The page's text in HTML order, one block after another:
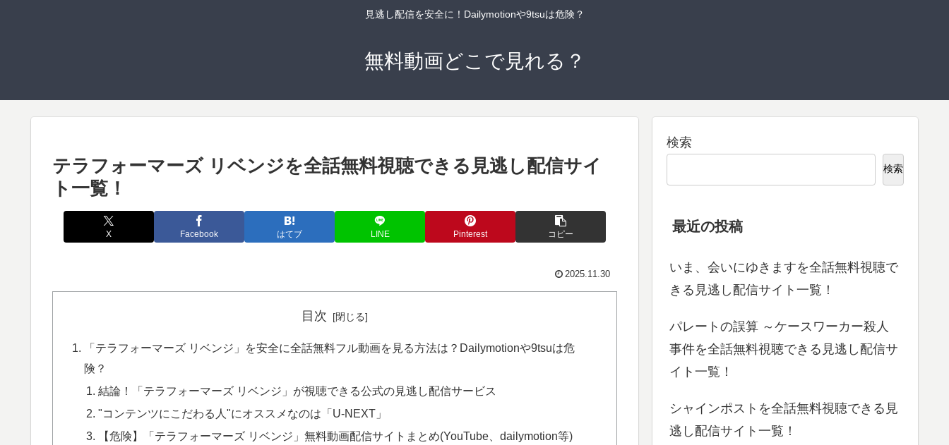
見逃し配信を安全に！Dailymotionや9tsuは危険？
無料動画どこで見れる？
テラフォーマーズ リベンジを全話無料視聴できる見逃し配信サイ
ト一覧！
X Facebook はてブ LINE Pinterest コピー
2025.11.30
目次
「テラフォーマーズ リベンジ」を安全に全話無料フル動画を見る方法は？Dailymotionや9tsuは危
険？
結論！「テラフォーマーズ リベンジ」が視聴できる公式の見逃し配信サービス
"コンテンツにこだわる人"にオススメなのは「U-NEXT」
【危険】「テラフォーマーズ リベンジ」無料動画配信サイトまとめ(YouTube、dailymotion等)
検索
検索
最近の投稿
いま、会いにゆきますを全話無料視聴で
きる見逃し配信サイト一覧！
パレートの誤算 ～ケースワーカー殺人
事件を全話無料視聴できる見逃し配信サ
イト一覧！
シャインポストを全話無料視聴できる見
逃し配信サイト一覧！